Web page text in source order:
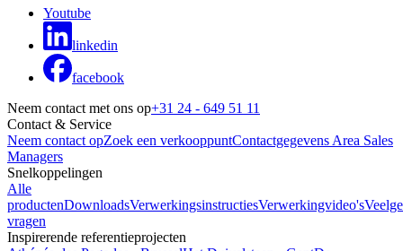
Youtube
linkedin
facebook
Neem contact met ons op+31 24 - 649 51 11
Contact & Service
Neem contact opZoek een verkooppuntContactgegevens Area Sales
Managers
Snelkoppelingen
Alle
productenDownloadsVerwerkingsinstructiesVerwerkingvideo's
vragen
Inspirerende referentieprojecten